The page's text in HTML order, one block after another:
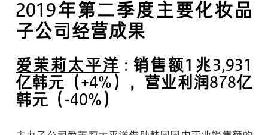
2019年第二季度主要化妆品
子公司经营成果
爱茉莉太平洋 : 销售额1兆3,931
亿韩元（+4%），营业利润878亿
韩元（-40%）